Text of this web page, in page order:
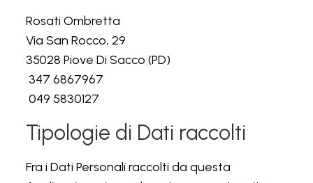
Rosati Ombretta
Via San Rocco, 29
35028 Piove Di Sacco (PD)
347 6867967
049 5830127
Tipologie di Dati raccolti
Fra i Dati Personali raccolti da questa